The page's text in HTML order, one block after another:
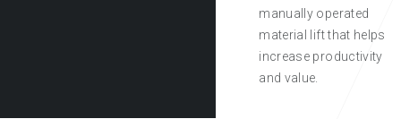
manually operated
material lift that helps
increase productivity
and value.